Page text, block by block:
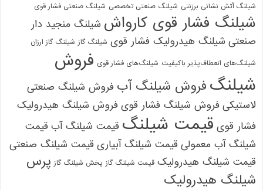
شیلنگ آتش نشانی برزنتی شیلنگ صنعتی تخصصی شیلنگ صنعتی فشار قوی
شیلنگ فشار قوی کارواش شیلنگ منجید دار
صنعتی شیلنگ هیدرولیک فشار قوی شیلنگ گاز شیلنگ گاز ارزان
شیلنگ‌های انعطاف‌پذیر باکیفیت شیلنگ‌های فشار قوی فروش
شیلنگ فروش شیلنگ آب فروش شیلنگ صنعتی
لاستیکی فروش شیلنگ فشار قوی فروش شیلنگ هیدرولیک
فشار قوی قیمت شیلنگ قیمت شیلنگ آب قیمت
شیلنگ آب معمولی قیمت شیلنگ آبیاری قیمت شیلنگ صنعتی
قیمت شیلنگ هیدرولیک قیمت شیلنگ گاز پخش شیلنگ گاز پرس
شیلنگ هیدرولیک